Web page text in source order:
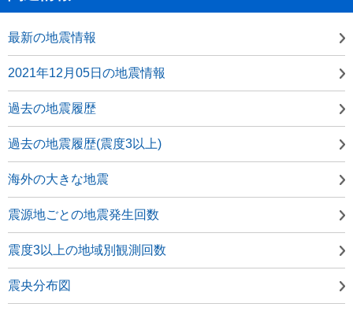
最新の地震情報
2021年12月05日の地震情報
過去の地震履歴
過去の地震履歴(震度3以上)
海外の大きな地震
震源地ごとの地震発生回数
震度3以上の地域別観測回数
震央分布図